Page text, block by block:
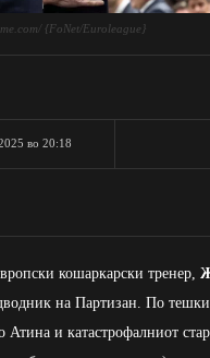
{FoNet/Euroleague}
во 20:18
кошаркарски тренер,
на Партизан. По
Атина и катастрофалниот